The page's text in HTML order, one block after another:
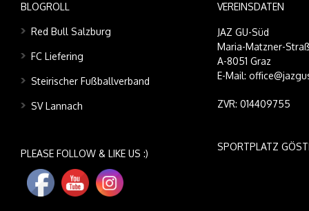
BLOGROLL
Red Bull Salzburg
FC Liefering
Steirischer Fußballverband
SV Lannach
PLEASE FOLLOW & LIKE US :)
VEREINSDATEN
JAZ GU-Süd
Maria-Matzner-
A-8051 Graz
E-Mail:
ZVR: 014409755
SPORTPLATZ